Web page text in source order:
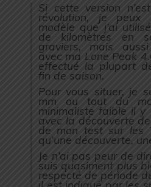
Si cette version
révolution, je
modèle que j’ai
de kilomètres en
graviers, mais
avec ma Lone Peak
effectué la plupart
fin de saison.
Pour vous situer, je
mm ou tout du
minimaliste faible il
avec la découverte
de mon test sur les
qu’une découverte,
Je n’ai pas peur de
suis quasiment plus
respecté de période